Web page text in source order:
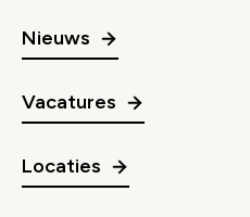
Nieuws
Vacatures
Locaties